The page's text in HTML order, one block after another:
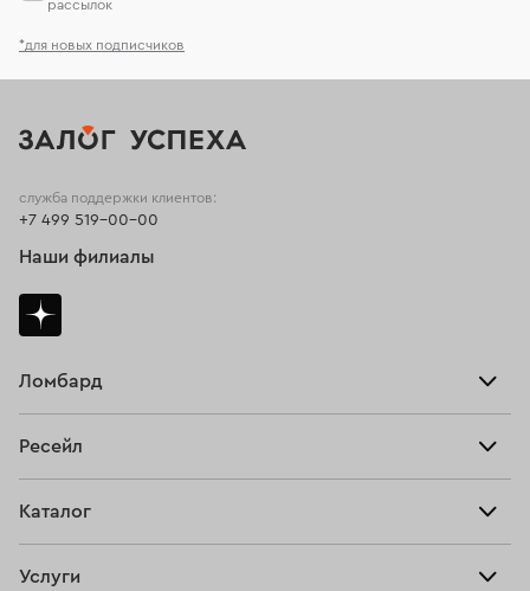
*для новых подписчиков
рассылок
Ломбард
Тарифы
Ресейл
Купить
Каталог
Услуги
служба поддержки клиентов:
+7 499 519-00-00
Наши филиалы